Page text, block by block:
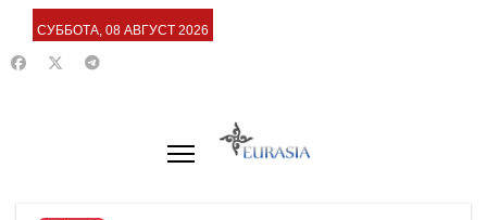
СУББОТА, 08 АВГУСТ 2026